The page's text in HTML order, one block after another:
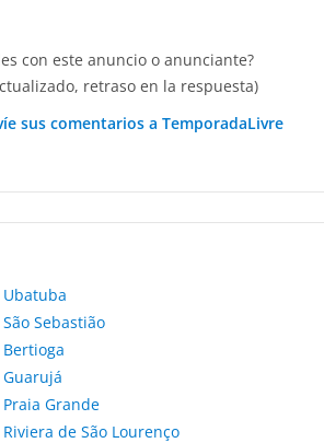
con este anuncio o anunciante?
retraso en la respuesta)
sus comentarios a TemporadaLivre
Sebastião
Grande
de São Lourenço